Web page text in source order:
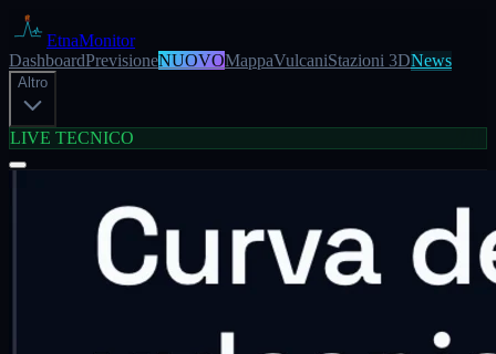
EtnaMonitor
DashboardPrevisioneNUOVOMappaVulcaniStazioni 3DNews
Altro
LIVE TECNICO